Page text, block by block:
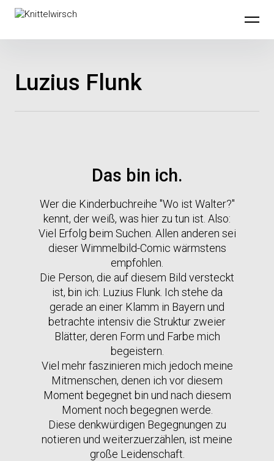
Knittelwirsch
Luzius Flunk
Das bin ich.
Wer die Kinderbuchreihe "Wo ist Walter?"
kennt, der weiß, was hier zu tun ist. Also:
Viel Erfolg beim Suchen. Allen anderen sei
dieser Wimmelbild-Comic wärmstens
empfohlen.
Die Person, die auf diesem Bild versteckt
ist, bin ich: Luzius Flunk. Ich stehe da
gerade an einer Klamm in Bayern und
betrachte intensiv die Struktur zweier
Blätter, deren Form und Farbe mich
begeistern.
Viel mehr faszinieren mich jedoch meine
Mitmenschen, denen ich vor diesem
Moment begegnet bin und nach diesem
Moment noch begegnen werde.
Diese denkwürdigen Begegnungen zu
notieren und weiterzuerzählen, ist meine
große Leidenschaft.